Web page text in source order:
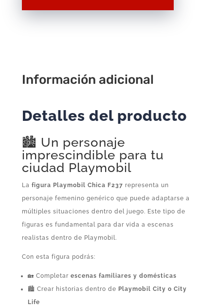
–
Información adicional
Detalles del producto
🏙️ Un personaje
imprescindible para tu
ciudad Playmobil
La figura Playmobil Chica F237 representa un
personaje femenino genérico que puede adaptarse a
múltiples situaciones dentro del juego. Este tipo de
figuras es fundamental para dar vida a escenas
realistas dentro de Playmobil.
Con esta figura podrás:
🏡 Completar escenas familiares y domésticas
🏙️ Crear historias dentro de Playmobil City o City
Life